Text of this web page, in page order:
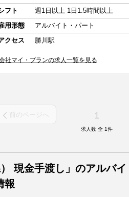
フト
週1日以上 1日1.5時間以上
用形態
アルバイト・パート
クセス
勝川駅
社マイ・プランの求人一覧を見る
前のページへ 1
求人数 全 1件
） 現金手渡し」のアルバ
報